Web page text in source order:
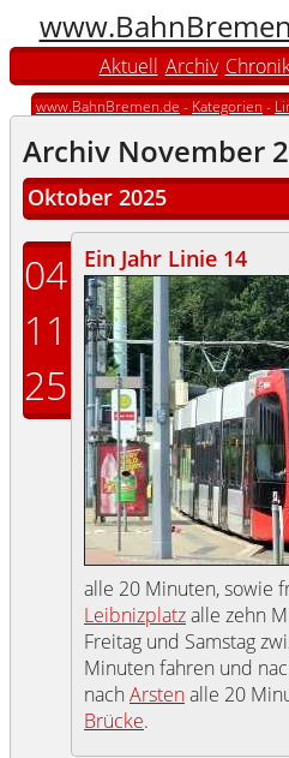
Aktuell Archiv
www.BahnBremen.de - Kategorien -
Archiv November
Oktober 2025
04
11
25
Ein Jahr Linie 14
alle 20 Minuten, sowie
Leibnizplatzalle zehn
Freitag und Samstag
Minuten fahren und
nachArstenalle 20
Brücke.